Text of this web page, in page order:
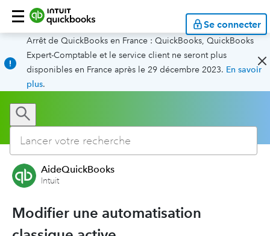
Se connecter
Arrêt de QuickBooks en France : QuickBooks, QuickBooks
Expert-Comptable et le service client ne seront plus
disponibles en France après le 29 décembre 2023. En savoir
plus.
AideQuickBooks
Intuit
Modifier une automatisation